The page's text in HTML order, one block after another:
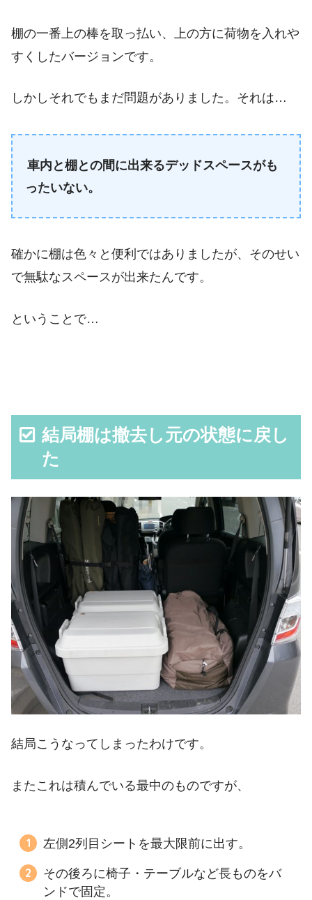
棚の一番上の棒を取っ払い、上の方に荷物を入れや
すくしたバージョンです。
しかしそれでもまだ問題がありました。それは…
車内と棚との間に出来るデッドスペースがも
ったいない。
確かに棚は色々と便利ではありましたが、そのせい
で無駄なスペースが出来たんです。
ということで…
結局棚は撤去し元の状態に戻し
た
結局こうなってしまったわけです。
またこれは積んでいる最中のものですが、
左側2列目シートを最大限前に出す。
その後ろに椅子・テーブルなど長ものをバ
ンドで固定。